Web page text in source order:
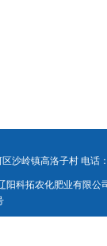
沙岭镇高洛子村 电
科拓农化肥业有限公